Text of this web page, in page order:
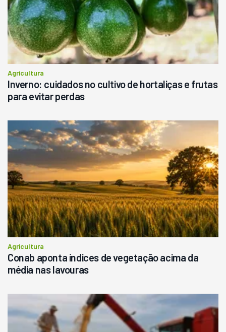
Agricultura
Inverno: cuidados no cultivo de hortaliças e frutas
para evitar perdas
Agricultura
Conab aponta índices de vegetação acima da
média nas lavouras